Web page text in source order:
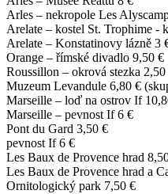
Arles – nekropole Les
Arelate – kostel St. Trophime -
Arelate – Konstatinovy lázně 3
Orange – římské divadlo 9,50 €
Roussillon – okrová stezka 2,50
Muzeum Levandule 6,80 €
Marseille – loď na ostrov If
Marseille – pevnost If 6 €
Pont du Gard 3,50 €
pevnost If 6 €
Les Baux de Provence hrad
Les Baux de Provence hrad a
Ornitologický park 7,50 €